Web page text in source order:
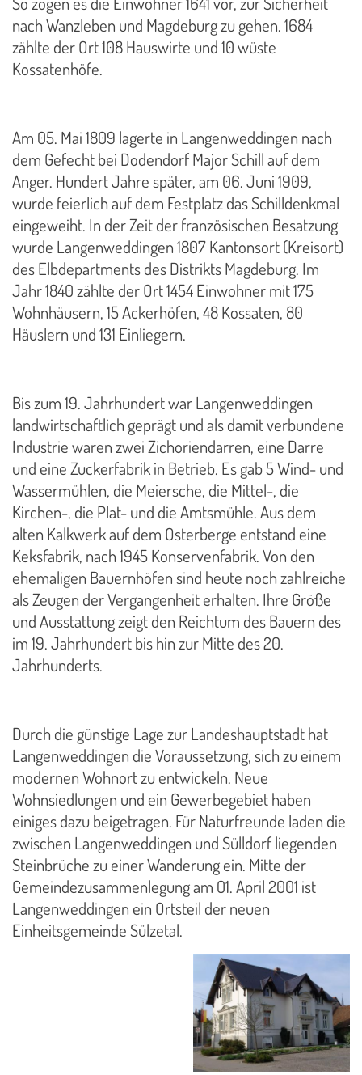
nach Wanzleben und Magdeburg zu gehen. 1684
zählte der Ort 108 Hauswirte und 10 wüste
Kossatenhöfe.
Am 05. Mai 1809 lagerte in Langenweddingen nach
dem Gefecht bei Dodendorf Major Schill auf dem
Anger. Hundert Jahre später, am 06. Juni 1909,
wurde feierlich auf dem Festplatz das Schilldenkmal
eingeweiht. In der Zeit der französischen Besatzung
wurde Langenweddingen 1807 Kantonsort (Kreisort)
des Elbdepartments des Distrikts Magdeburg. Im
Jahr 1840 zählte der Ort 1454 Einwohner mit 175
Wohnhäusern, 15 Ackerhöfen, 48 Kossaten, 80
Häuslern und 131 Einliegern.
Bis zum 19. Jahrhundert war Langenweddingen
landwirtschaftlich geprägt und als damit verbundene
Industrie waren zwei Zichoriendarren, eine Darre
und eine Zuckerfabrik in Betrieb. Es gab 5 Wind- und
Wassermühlen, die Meiersche, die Mittel-, die
Kirchen-, die Plat- und die Amtsmühle. Aus dem
alten Kalkwerk auf dem Osterberge entstand eine
Keksfabrik, nach 1945 Konservenfabrik. Von den
ehemaligen Bauernhöfen sind heute noch zahlreiche
als Zeugen der Vergangenheit erhalten. Ihre Größe
und Ausstattung zeigt den Reichtum des Bauern des
im 19. Jahrhundert bis hin zur Mitte des 20.
Jahrhunderts.
Durch die günstige Lage zur Landeshauptstadt hat
Langenweddingen die Voraussetzung, sich zu einem
modernen Wohnort zu entwickeln. Neue
Wohnsiedlungen und ein Gewerbegebiet haben
einiges dazu beigetragen. Für Naturfreunde laden die
zwischen Langenweddingen und Sülldorf liegenden
Steinbrüche zu einer Wanderung ein. Mitte der
Gemeindezusammenlegung am 01. April 2001 ist
Langenweddingen ein Ortsteil der neuen
Einheitsgemeinde Sülzetal.